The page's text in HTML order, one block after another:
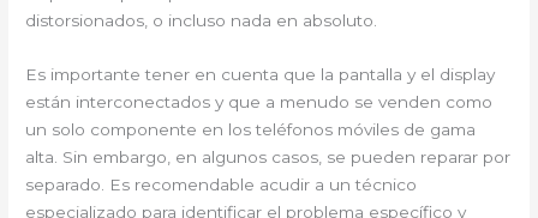
distorsionados, o incluso nada en absoluto.
Es importante tener en cuenta que la pantalla y el display
están interconectados y que a menudo se venden como
un solo componente en los teléfonos móviles de gama
alta. Sin embargo, en algunos casos, se pueden reparar por
separado. Es recomendable acudir a un técnico
especializado para identificar el problema específico y